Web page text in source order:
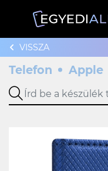
VISSZA
Telefon Apple